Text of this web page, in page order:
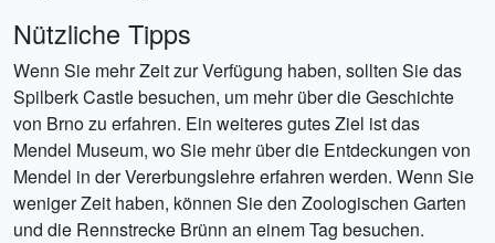
Nützliche Tipps
Wenn Sie mehr Zeit zur Verfügung haben, sollten Sie das
Spilberk Castle besuchen, um mehr über die Geschichte
von Brno zu erfahren. Ein weiteres gutes Ziel ist das
Mendel Museum, wo Sie mehr über die Entdeckungen von
Mendel in der Vererbungslehre erfahren werden. Wenn Sie
weniger Zeit haben, können Sie den Zoologischen Garten
und die Rennstrecke Brünn an einem Tag besuchen.